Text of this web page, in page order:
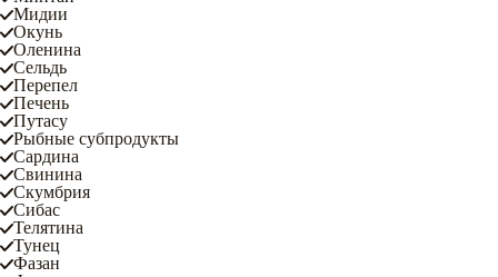
Мидии
Окунь
Оленина
Сельдь
Перепел
Печень
Путасу
Рыбные субпродукты
Сардина
Свинина
Скумбрия
Сибас
Телятина
Тунец
Фазан